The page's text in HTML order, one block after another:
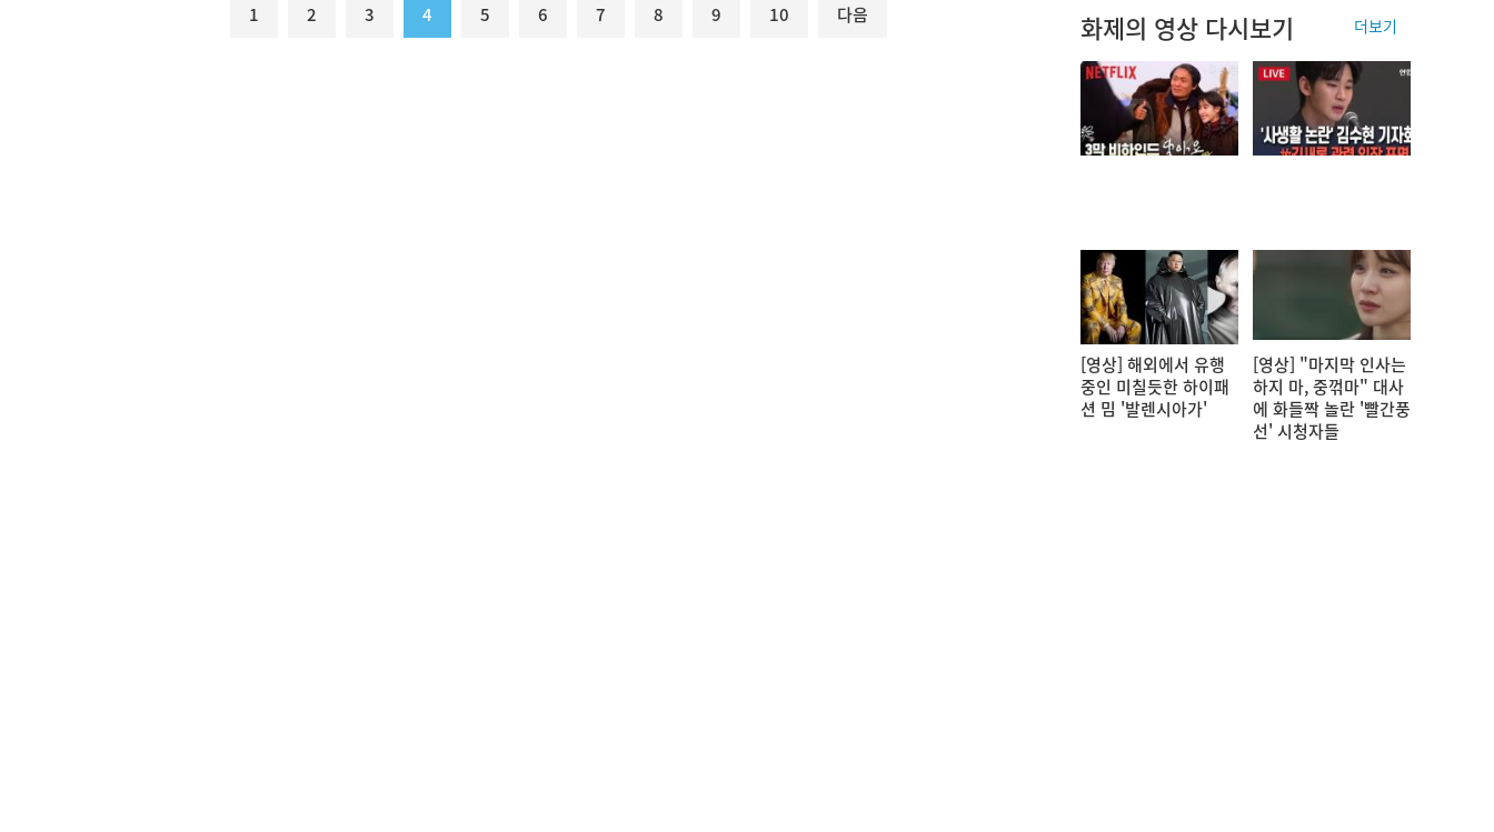
1 2 3 4 5 6 7 8 9 10 다음 화제의 영상 다시보기 더보기
[영상] 해외에서 유행
중인 미칠듯한 하이패
션 밈 '발렌시아가'
[영상] "마지막 인사는
하지 마, 중꺾마" 대사
에 화들짝 놀란 '빨간풍
선' 시청자들